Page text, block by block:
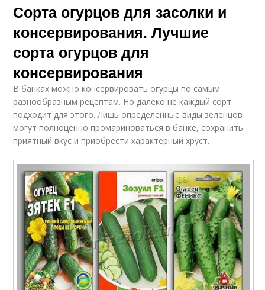
Сорта огурцов для засолки и
консервирования. Лучшие
сорта огурцов для
консервирования
В банках можно консервировать огурцы по самым
разнообразным рецептам. Но далеко не каждый сорт
подходит для этого. Лишь определенные виды зеленцов
могут полноценно промариноваться в банке, сохранить
приятный вкус и приобрести характерный хруст.